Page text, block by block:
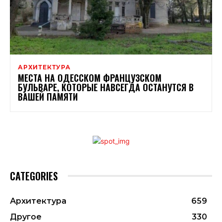
АРХИТЕКТУРА
МЕСТА НА ОДЕССКОМ ФРАНЦУЗСКОМ
БУЛЬВАРЕ, КОТОРЫЕ НАВСЕГДА ОСТАНУТСЯ В
ВАШЕЙ ПАМЯТИ
CATEGORIES
Архитектура
659
Другое
330